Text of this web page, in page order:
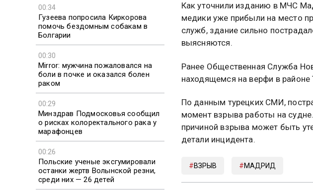
00:34
Гузеева попросила Киркорова
помочь бездомным собакам в
Болгарии
00:30
Mirror: мужчина пожаловался на
боли в почке и оказался болен
раком
00:29
Минздрав Подмосковья сообщил
о рисках колоректального рака у
марафонцев
00:26
Польские ученые эксгумировали
останки жертв Волынской резни,
среди них — 26 детей
Как уточнили изданию в МЧС
медики уже прибыли на место
служб, здание сильно
выясняются.
Ранее Общественная Служба
находящемся на верфи в
По данным турецких СМИ,
момент взрыва работы на
причиной взрыва может быть
детали инцидента.
ВЗРЫВ МАДРИД